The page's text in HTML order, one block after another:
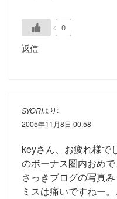
0
返信
SYORIより:
2005年11月8日 00:58
keyさん、お疲れ様で
のボーナス圏内おめで
さっきブログの写真
ミスは痛いですねー